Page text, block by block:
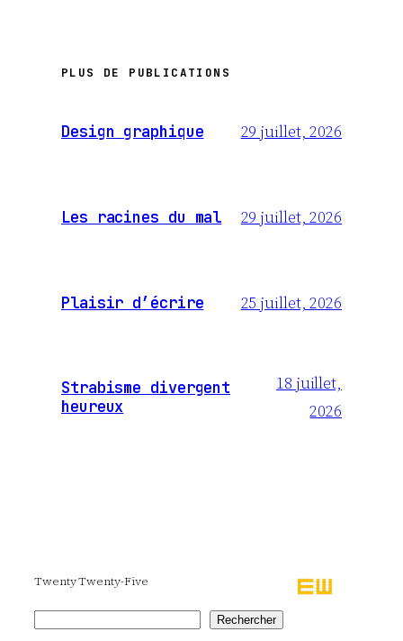
PLUS DE PUBLICATIONS
Design graphique 29 juillet, 2026
Les racines du mal 29 juillet, 2026
Plaisir d’écrire 25 juillet, 2026
Strabisme divergent
heureux
18 juillet,
2026
Twenty Twenty-Five
Rechercher Rechercher